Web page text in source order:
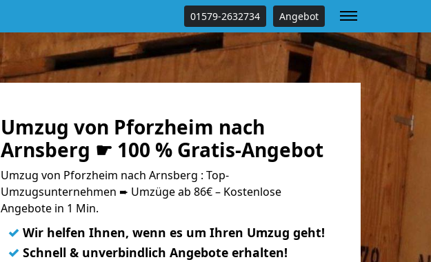
01579-2632734 Angebot
Umzug von Pforzheim nach
Arnsberg ☛ 100 % Gratis-Angebot
Umzug von Pforzheim nach Arnsberg : Top-
Umzugsunternehmen ➨ Umzüge ab 86€ – Kostenlose
Angebote in 1 Min.
✓ Wir helfen Ihnen, wenn es um Ihren Umzug geht!
✓ Schnell & unverbindlich Angebote erhalten!